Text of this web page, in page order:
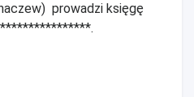
prowadzi księgę